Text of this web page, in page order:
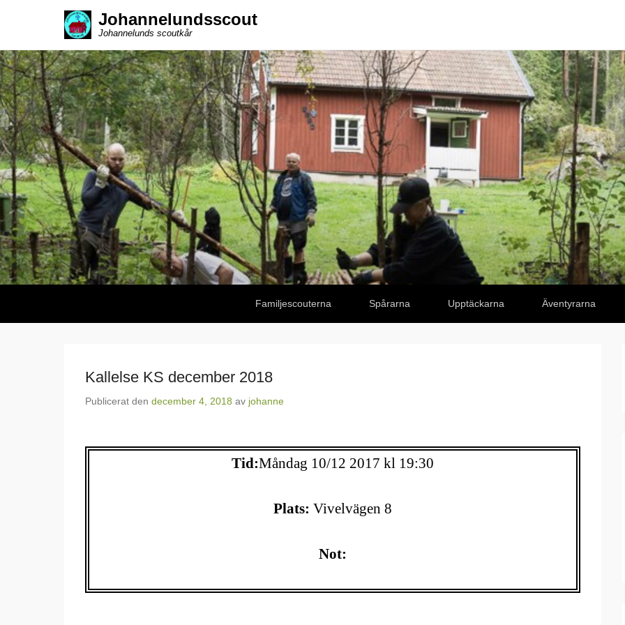
Johannelundsscout
Johannelunds scoutkår
Familjescouterna
Spårarna Upptäckarna Äventyrarna
Kallelse KS december 2018
Publicerat den december 4, 2018 av johanne
Tid:Måndag 10/12 2017 kl 19:30
Plats: Vivelvägen 8
Not: